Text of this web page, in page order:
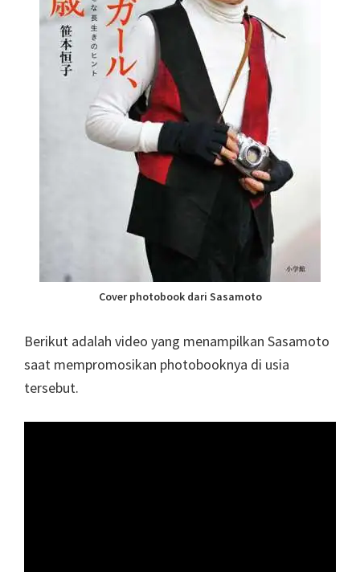
Cover photobook dari Sasamoto
Berikut adalah video yang menampilkan Sasamoto
saat mempromosikan photobooknya di usia
tersebut.